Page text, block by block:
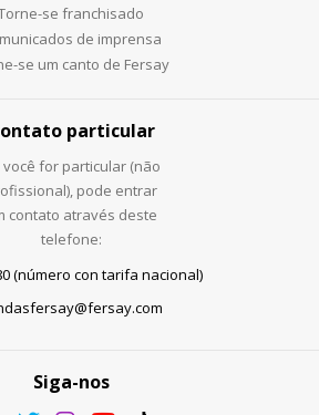
se franchisado
de imprensa
se um canto de Fersay
particular
você for particular (não
pode entrar
contato através deste
telefone:
(número con tarifa nacional)
Siga-nos